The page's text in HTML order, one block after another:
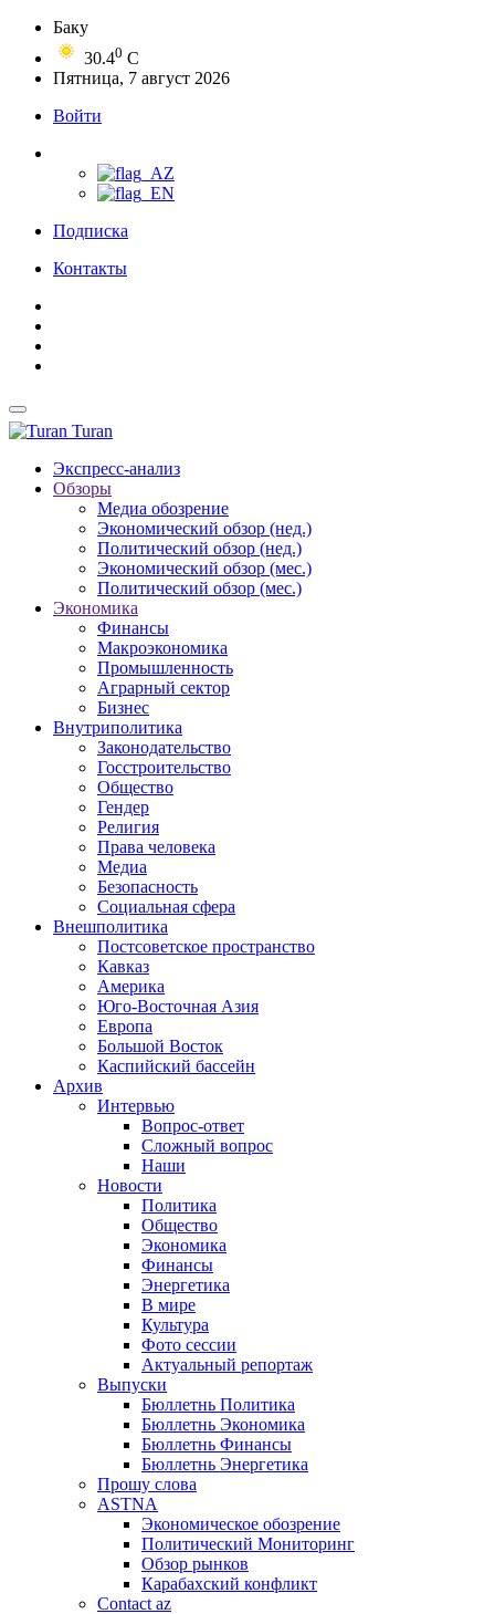
Баку
30.40 C
Пятница, 7 август 2026
Войти
Подписка
Контакты
Turan
Экспресс-анализ
Обзоры
Медиа обозрение
Экономический обзор (нед.)
Политический обзор (нед.)
Экономический обзор (мес.)
Политический обзор (мес.)
Экономика
Финансы
Макроэкономика
Промышленность
Аграрный сектор
Бизнес
Внутриполитика
Законодательство
Госстроительство
Общество
Гендер
Религия
Права человека
Медиа
Безопасность
Социальная сфера
Внешполитика
Постсоветское пространство
Кавказ
Америка
Юго-Восточная Азия
Европа
Большой Восток
Каспийский бассейн
Архив
Интервью
Вопрос-ответ
Сложный вопрос
Наши
Новости
Политика
Общество
Экономика
Финансы
Энергетика
В мире
Культура
Фото сессии
Актуальный репортаж
Выпуски
Бюллетнь Политика
Бюллетнь Экономика
Бюллетнь Финансы
Бюллетнь Энергетика
Прошу слова
ASTNA
Экономическое обозрение
Политический Мониторинг
Обзор рынков
Карабахский конфликт
Contact az